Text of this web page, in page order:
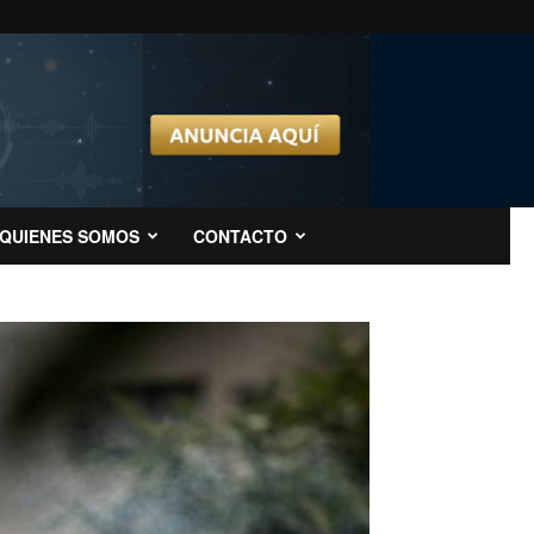
QUIENES SOMOS CONTACTO